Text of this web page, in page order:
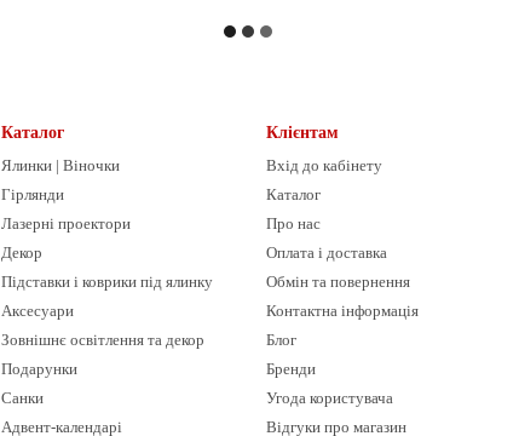
Каталог
Ялинки | Віночки
Гірлянди
Лазерні проектори
Декор
Підставки і коврики під ялинку
Аксесуари
Зовнішнє освітлення та декор
Подарунки
Санки
Адвент-календарі
Клієнтам
Вхід до кабінету
Каталог
Про нас
Оплата і доставка
Обмін та повернення
Контактна інформація
Блог
Бренди
Угода користувача
Відгуки про магазин